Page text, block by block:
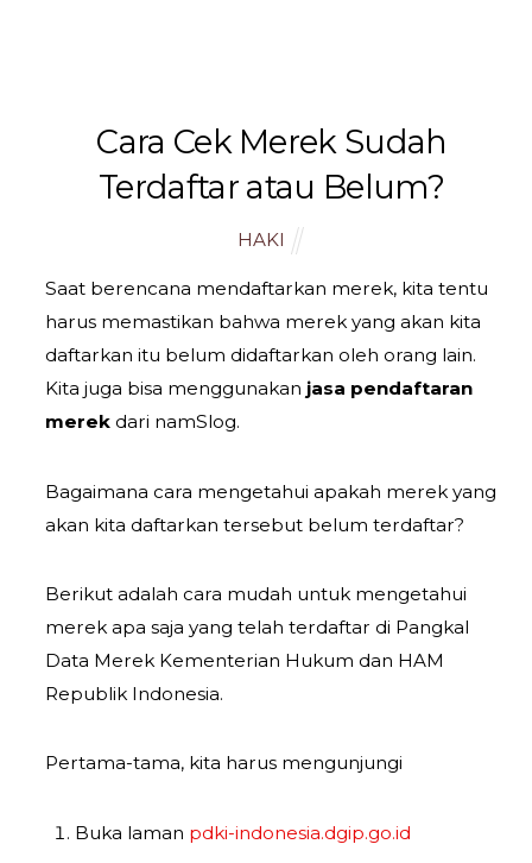
Cara Cek Merek Sudah
Terdaftar atau Belum?
HAKI
Saat berencana mendaftarkan merek, kita tentu
harus memastikan bahwa merek yang akan kita
daftarkan itu belum didaftarkan oleh orang lain.
Kita juga bisa menggunakan jasa pendaftaran
merek dari namSlog.
Bagaimana cara mengetahui apakah merek yang
akan kita daftarkan tersebut belum terdaftar?
Berikut adalah cara mudah untuk mengetahui
merek apa saja yang telah terdaftar di Pangkal
Data Merek Kementerian Hukum dan HAM
Republik Indonesia.
Pertama-tama, kita harus mengunjungi
Buka laman pdki-indonesia.dgip.go.id